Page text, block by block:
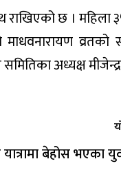
राखिएको छ ।
व्रतको
अध्यक्ष
बेहोस भएका